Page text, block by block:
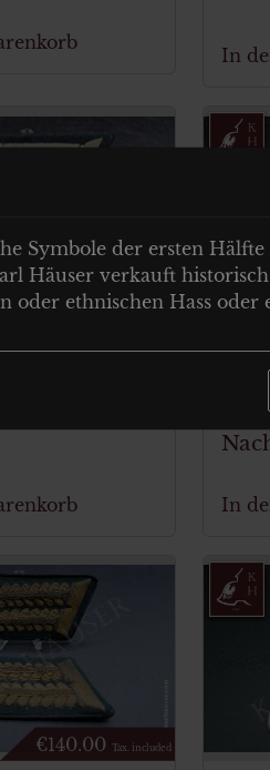
In
In
€140.00 Tax. included
Symbole der ersten
Häuser verkauft
oder ethnischen Hass